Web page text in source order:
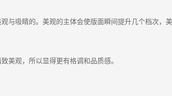
与吸睛的。美观的主体会使版面瞬间提升几个档次，
美观，所以显得更有格调和品质感。